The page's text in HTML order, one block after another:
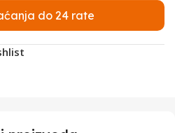
do 24 rate